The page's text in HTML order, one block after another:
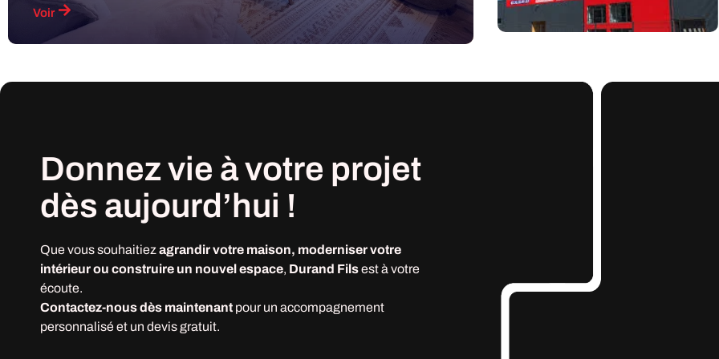
Voir
Donnez vie à votre projet
dès aujourd’hui !
Que vous souhaitiezagrandir votre maison, moderniser votre
intérieur ou construire un nouvel espace, Durand Filsest à votre
écoute.
Contactez-nous dès maintenant pour un accompagnement
personnalisé et un devis gratuit.